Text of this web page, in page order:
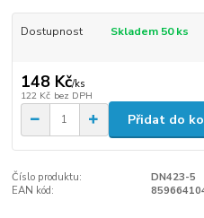
Dostupnost Skladem 50 ks
148 Kč/ks
122 Kč bez DPH
Přidat do
Číslo produktu:
DN423-5
EAN kód: